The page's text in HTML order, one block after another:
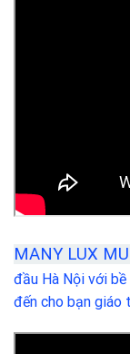
MANY LUX
đầu Hà Nội với
đến cho bạn